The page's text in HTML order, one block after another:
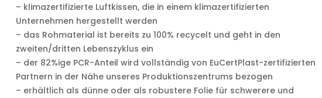
– klimazertifizierte Luftkissen, die in einem klimazertifizierten
Unternehmen hergestellt werden
– das Rohmaterial ist bereits zu 100% recycelt und geht in den
zweiten/dritten Lebenszyklus ein
– der 82%ige PCR-Anteil wird vollständig von EuCertPlast-zertifizierten
Partnern in der Nähe unseres Produktionszentrums bezogen
– erhältlich als dünne oder als robustere Folie für schwerere und